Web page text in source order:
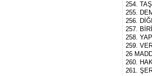
254.
255.
256.
257.
258.
259.
26
260.
261.